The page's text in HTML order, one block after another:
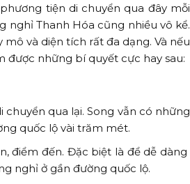
tiện di chuyển qua đây mỗi
Thanh Hóa cũng nhiều vô kể.
và diện tích rất đa dạng. Và nếu
những bí quyết cực hay sau:
qua lại. Song vẫn có những
quốc lộ vài trăm mét.
điểm đến. Đặc biệt là để dễ dàng
nghỉ ở gần đường quốc lộ.